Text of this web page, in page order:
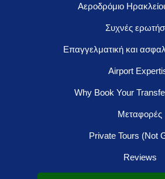
Αεροδρόμιο
Συχνές
Επαγγελματική και
Airport
Why Book Your
Μεταφορές
Private Tours (Not
Reviews